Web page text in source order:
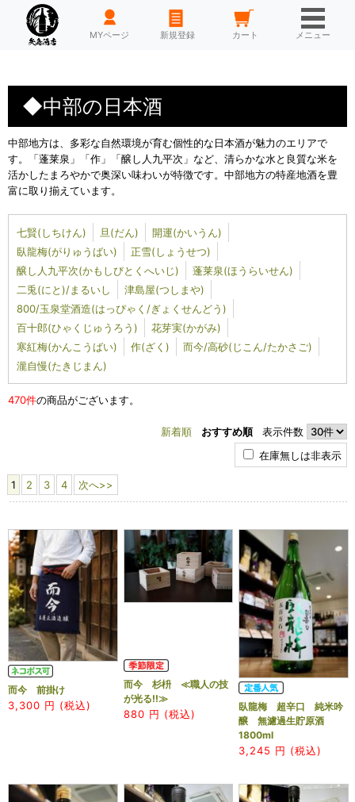
HOME MYページ 新規登録 カート メニュー
◆中部の日本酒
中部地方は、多彩な自然環境が育む個性的な日本酒が魅力のエリアで
す。「蓬莱泉」「作」「醸し人九平次」など、清らかな水と良質な米を
活かしたまろやかで奥深い味わいが特徴です。中部地方の特産地酒を豊
富に取り揃えています。
七賢(しちけん) 旦(だん)
開運(かいうん)
臥龍梅(がりゅうばい)
正雪(しょうせつ)
醸し人九平次(かもしびとくへいじ)
蓬莱泉(ほうらいせん)
二兎(にと)/まるいし
津島屋(つしまや)
800/玉泉堂酒造(はっぴゃく/ぎょくせんどう)
百十郎(ひゃくじゅうろう)
花芽実(かがみ)
寒紅梅(かんこうばい)
作(ざく)
而今/高砂(じこん/たかさご)
瀧自慢(たきじまん)
470件の商品がございます。
新着順 おすすめ順表示件数
在庫無しは非表示
1 2 3 4 次へ>>
而今 前掛け
3,300 円 (税込)
而今 杉枡 ≪職人の技
が光る!!≫
880 円 (税込)
臥龍梅 超辛口 純米吟
醸 無濾過生貯原酒
1800ml
3,245 円 (税込)